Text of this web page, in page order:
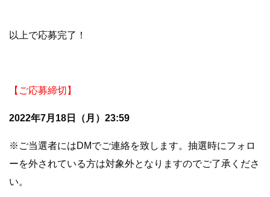
以上で応募完了！
【ご応募締切】
2022年7月18日（月）23:59
※ご当選者にはDMでご連絡を致します。抽選時にフォロ
ーを外されている方は対象外となりますのでご了承くださ
い。